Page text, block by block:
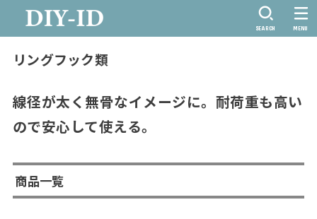
SEARCH MENU
リングフック類
線径が太く無骨なイメージに。耐荷重も高い
ので安心して使える。
商品一覧